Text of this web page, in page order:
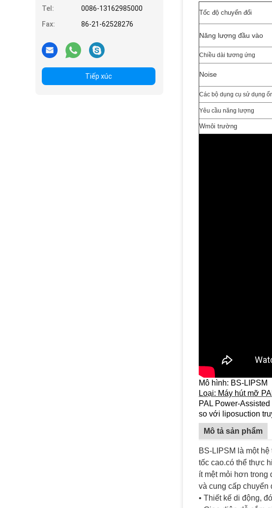
Tel:
0086-13162985000
Fax:
86-21-62528276
Tiếp xúc
Tốc độ chuyển đổi
Năng lượng đầu vào
Chiều dài tương ứng
Noise
Các bộ dụng cụ sử dụng
Yêu cầu năng lượng
Wmôi trường
Mô hình: BS-LIPSM
Loại: Máy hút mỡ
PAL Power-
so với liposuction
Mô tả sản phẩm
BS-LIPSM là một
tốc cao.có thể thực
ít mệt mỏi hơn trong
và cung cấp
• Thiết kế di động,